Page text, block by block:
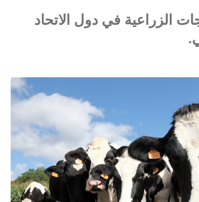
الزراعية في دول الاتحاد